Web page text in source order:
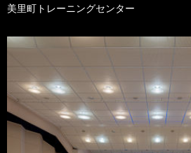
美里町トレーニングセンター